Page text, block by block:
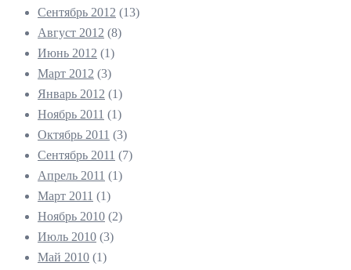
Сентябрь 2012 (13)
Август 2012 (8)
Июнь 2012 (1)
Март 2012 (3)
Январь 2012 (1)
Ноябрь 2011 (1)
Октябрь 2011 (3)
Сентябрь 2011 (7)
Апрель 2011 (1)
Март 2011 (1)
Ноябрь 2010 (2)
Июль 2010 (3)
Май 2010 (1)